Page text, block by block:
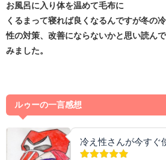
お風呂に入り体を温めて毛布に
くるまって寝れば良くなるんですが冬の冷
性の対策、改善にならないかと思い読んで
みました。
ルゥーの一言感想
冷え性さんが今すぐ